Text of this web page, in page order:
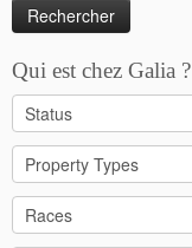
Qui est chez Galia ?